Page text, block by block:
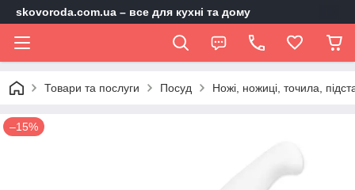
skovoroda.com.ua – все для кухні та дому
Товари та послуги Посуд Ножі, ножиці, точила,
–15%